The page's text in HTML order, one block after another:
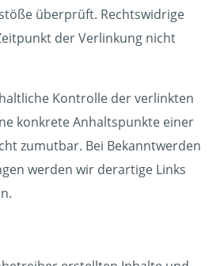
überprüft. Rechtswidrige
der Verlinkung nicht
Kontrolle der verlinkten
konkrete Anhaltspunkte einer
zumutbar. Bei Bekanntwerden
werden wir derartige Links